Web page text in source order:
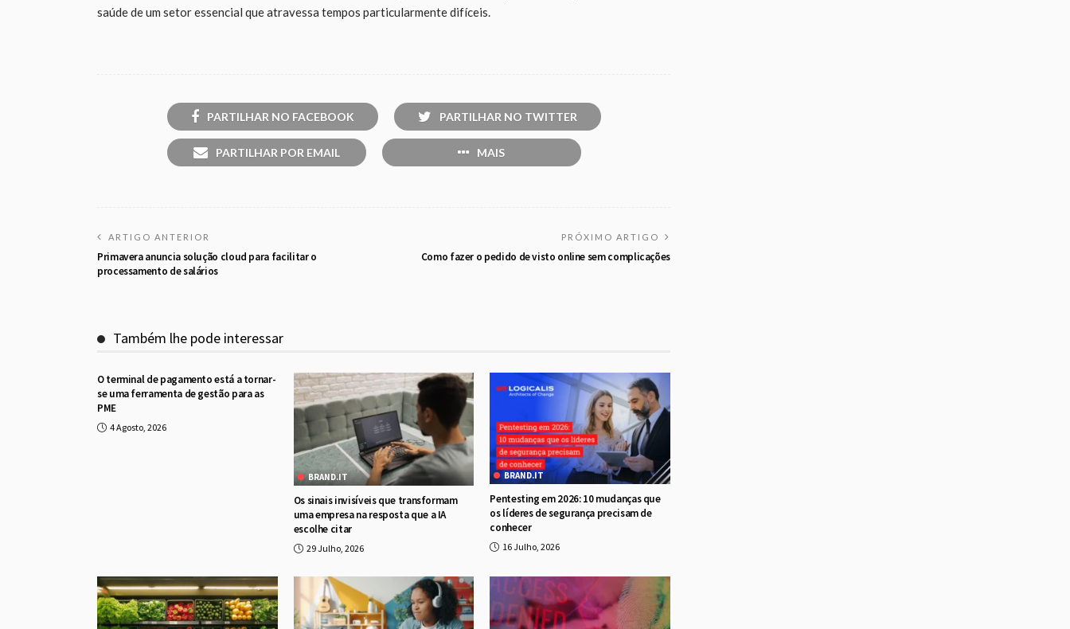
saúde de um setor essencial que atravessa tempos particularmente difíceis.
PARTILHAR NO FACEBOOK PARTILHAR NO TWITTER
PARTILHAR POR EMAIL MAIS
ARTIGO ANTERIOR
Primavera anuncia solução cloud para facilitar o
processamento de salários
PRÓXIMO ARTIGO
Como fazer o pedido de visto online sem complicações
Também lhe pode interessar
O terminal de pagamento está a tornar-
se uma ferramenta de gestão para as
PME
4 Agosto, 2026
BRAND.IT
Os sinais invisíveis que transformam
uma empresa na resposta que a IA
escolhe citar
29 Julho, 2026
BRAND.IT
Pentesting em 2026: 10 mudanças que
os líderes de segurança precisam de
conhecer
16 Julho, 2026